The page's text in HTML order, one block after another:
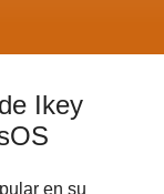
Ikey
en su